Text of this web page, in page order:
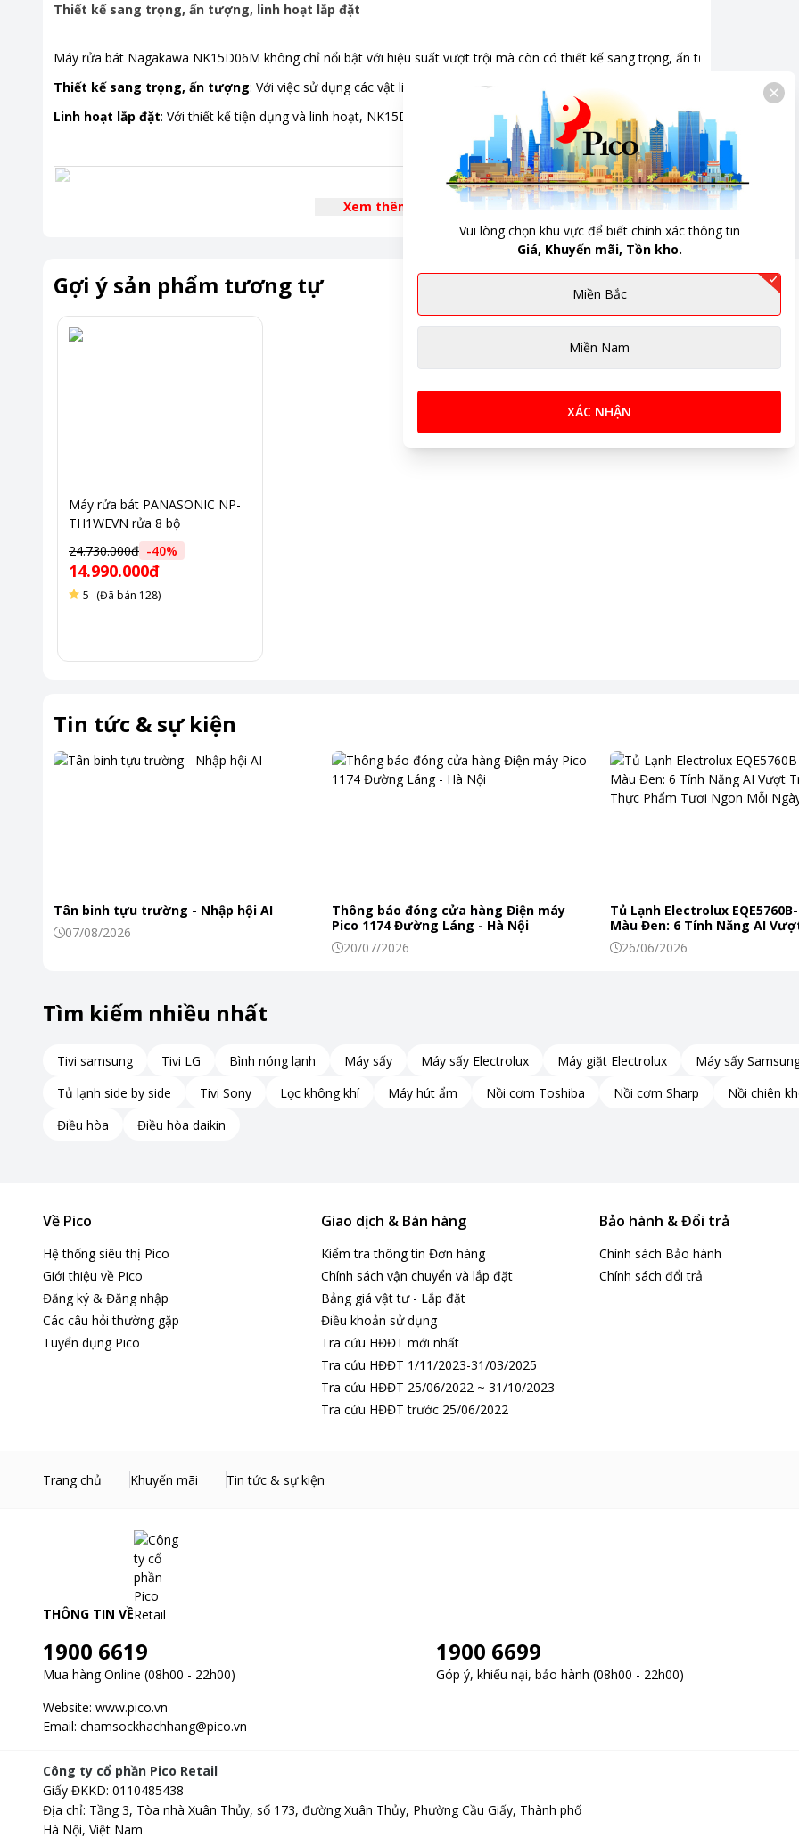
Thiết kế sang trọng, ấn tượng, linh hoạt lắp đặt
Máy rửa bát Nagakawa NK15D06M không chỉ nổi bật với hiệu suất vượt trội mà còn có thiết kế sang trọng, ấn tượng và linh hoạt
Thiết kế sang trọng, ấn tượng: Với việc sử dụng các vật liệu chất lượng cao và đường nét tinh tế, NK15D06M mang đến vẻ
Linh hoạt lắp đặt: Với thiết kế tiện dụng và linh hoạt, NK15D06M có thể được lắp đặt một cách dễ dàng và linh hoạt trong
Công nghệ sấy NaFRESH 360 là một tính năng độc quyền của các máy rửa bát Nagakawa.
Thay vì chỉ sấy ở một hướng, NaFRESH 360 tạo ra luồng khí nóng xoay quanh các đồ dùng bát đĩa, đảm bảo chúng khô nhanh
Kết quả là các bát đĩa và đồ dùng được sấy khô một cách hiệu quả mà không để lại dấu vết hoặc vết nước.
Điều này giúp tiết kiệm thời gian và năng lượng trong quá trình sử dụng máy rửa bát, đồng thời mang lại kết quả rửa và sấy hoàn
Máy rửa bát Nagakawa NK15D06M được trang bị công nghệ tiệt trùng tiên tiến, bao gồm việc kết hợp ba phương pháp tiệt
UV LED : Ánh sáng UV LED có khả năng tiêu diệt vi khuẩn, vi rút và các loại vi sinh vật có hại khác một cách hiệu quả mà
Nano Silver: Nano Silver là một chất chống khuẩn tự nhiên có khả năng tiêu diệt vi khuẩn và ngăn chặn sự phát triển của vi
Nước nóng: Nước nóng được sử dụng để rửa bát đĩa có hiệu suất cao hơn trong việc loại bỏ dầu mỡ, bã nhờn và các vết
Xem thêm
Gợi ý sản phẩm tương tự
Máy rửa bát PANASONIC NP-
TH1WEVN rửa 8 bộ
24.730.000đ -40%
14.990.000đ
5 (Đã bán 128)
Tin tức & sự kiện
Tân binh tựu trường - Nhập hội AI
07/08/2026
Thông báo đóng cửa hàng Điện máy
Pico 1174 Đường Láng - Hà Nội
20/07/2026
Tủ Lạnh Electrolux
Màu Đen: 6 Tính Năng AI
Khiến Thực Phẩm Tươi Ngon
26/06/2026
Tìm kiếm nhiều nhất
Tivi samsung Tivi LG Bình nóng lạnh Máy sấy Máy sấy Electrolux Máy giặt Electrolux Máy sấy
Tủ lạnh side by side
Tivi Sony Lọc không khí Máy hút ẩm Nồi cơm Toshiba Nồi cơm Sharp Nồi chiên
Điều hòa
Điều hòa daikin
Về Pico
Hệ thống siêu thị Pico
Giới thiệu về Pico
Đăng ký & Đăng nhập
Các câu hỏi thường gặp
Tuyển dụng Pico
Giao dịch & Bán hàng
Kiểm tra thông tin Đơn hàng
Chính sách vận chuyển và lắp đặt
Bảng giá vật tư - Lắp đặt
Điều khoản sử dụng
Tra cứu HĐĐT mới nhất
Tra cứu HĐĐT 1/11/2023-31/03/2025
Tra cứu HĐĐT 25/06/2022 ~ 31/10/2023
Tra cứu HĐĐT trước 25/06/2022
Bảo hành & Đổi trả
Chính sách Bảo hành
Chính sách đổi trả
Trang chủ Khuyến mãi Tin tức & sự kiện
THÔNG TIN VỀ
1900 6619
Mua hàng Online (08h00 - 22h00)
1900 6699
Góp ý, khiếu nại, bảo hành (08h00 - 22h00)
Website: www.pico.vn
Email: chamsockhachhang@pico.vn
Công ty cổ phần Pico Retail
Giấy ĐKKD: 0110485438
Địa chỉ: Tầng 3, Tòa nhà Xuân Thủy, số 173, đường Xuân Thủy, Phường Cầu Giấy, Thành phố
Hà Nội, Việt Nam
Vui lòng chọn khu vực để biết chính xác thông tin
Giá, Khuyến mãi, Tồn kho.
Miền Bắc
Miền Nam
XÁC NHẬN